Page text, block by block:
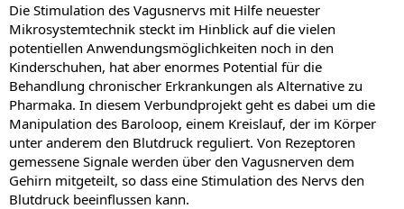
Die Stimulation des Vagusnervs mit Hilfe neuester
Mikrosystemtechnik steckt im Hinblick auf die vielen
potentiellen Anwendungsmöglichkeiten noch in den
Kinderschuhen, hat aber enormes Potential für die
Behandlung chronischer Erkrankungen als Alternative zu
Pharmaka. In diesem Verbundprojekt geht es dabei um die
Manipulation des Baroloop, einem Kreislauf, der im Körper
unter anderem den Blutdruck reguliert. Von Rezeptoren
gemessene Signale werden über den Vagusnerven dem
Gehirn mitgeteilt, so dass eine Stimulation des Nervs den
Blutdruck beeinflussen kann.